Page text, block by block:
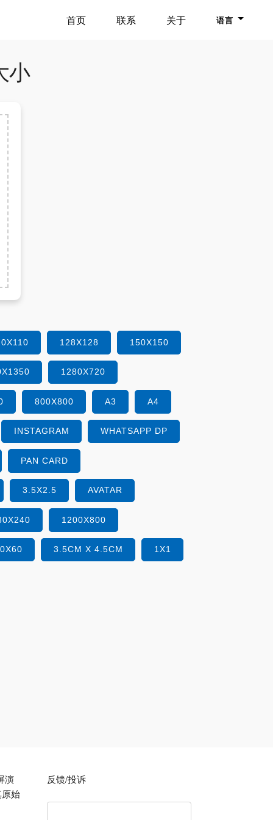
首页 联系 关于 语言
小
128X128 150X150
1280X720
800X800 A3 A4
INSTAGRAM WHATSAPP DP
PAN CARD
3.5X2.5 AVATAR
1200X800
3.5CM X 4.5CM 1X1
演
始
反馈/投诉